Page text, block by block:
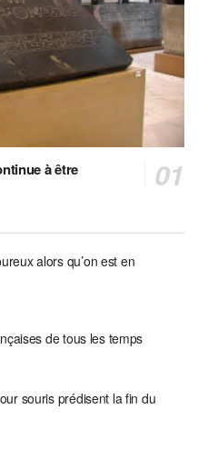
à être
alors qu’on est en
de tous les temps
souris prédisent la fin du